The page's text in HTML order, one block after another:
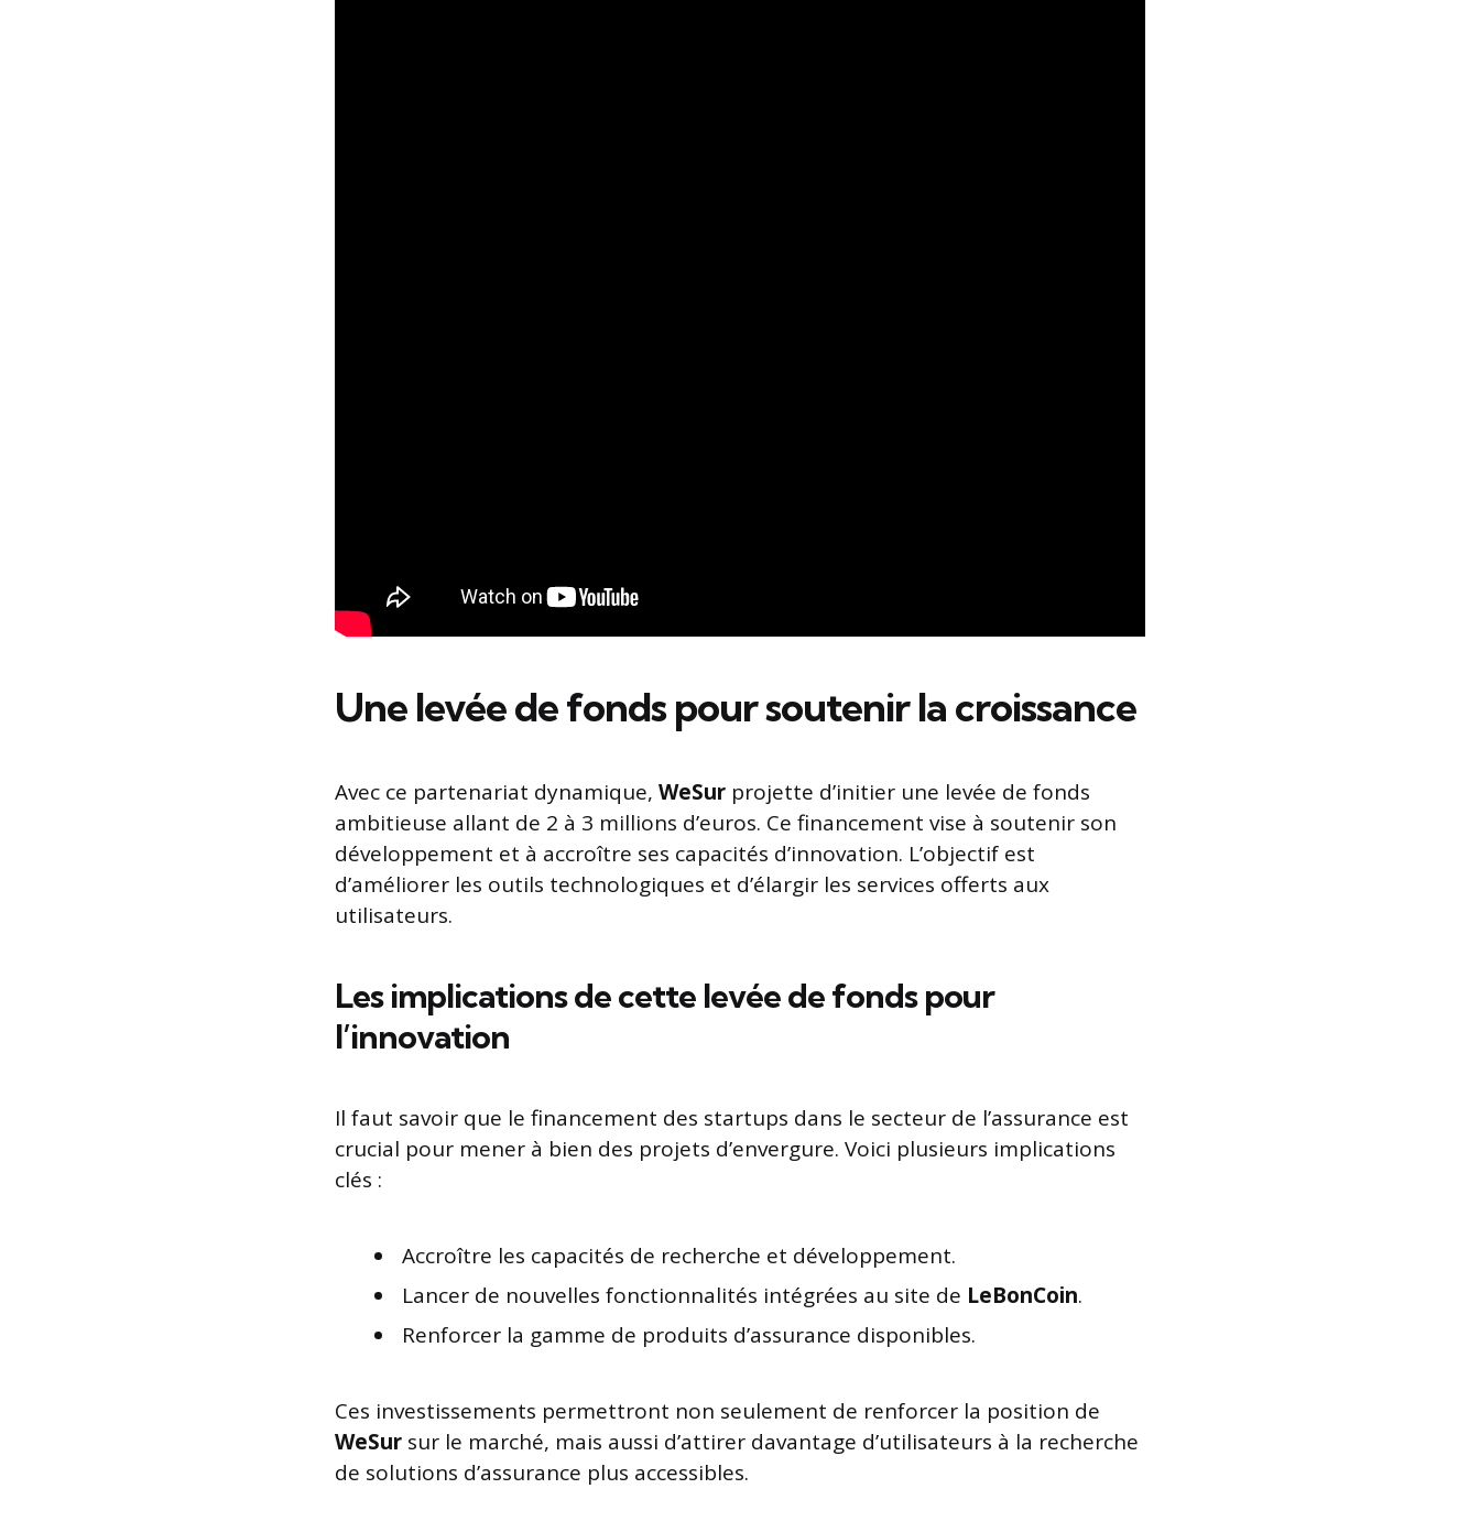
Une levée de fonds pour soutenir la croissance
Avec ce partenariat dynamique, WeSur projette d’initier une levée de fonds
ambitieuse allant de 2 à 3 millions d’euros. Ce financement vise à soutenir son
développement et à accroître ses capacités d’innovation. L’objectif est
d’améliorer les outils technologiques et d’élargir les services offerts aux
utilisateurs.
Les implications de cette levée de fonds pour
l’innovation
Il faut savoir que le financement des startups dans le secteur de l’assurance est
crucial pour mener à bien des projets d’envergure. Voici plusieurs implications
clés :
Accroître les capacités de recherche et développement.
Lancer de nouvelles fonctionnalités intégrées au site de LeBonCoin.
Renforcer la gamme de produits d’assurance disponibles.
Ces investissements permettront non seulement de renforcer la position de
WeSur sur le marché, mais aussi d’attirer davantage d’utilisateurs à la recherche
de solutions d’assurance plus accessibles.